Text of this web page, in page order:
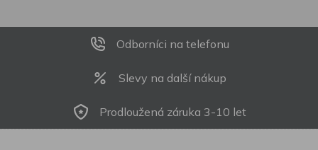
Odborníci na telefonu
Slevy na další nákup
Prodloužená záruka 3-10 let